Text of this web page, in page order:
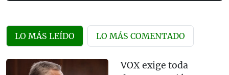
LO MÁS LEÍDO LO MÁS COMENTADO
VOX exige toda